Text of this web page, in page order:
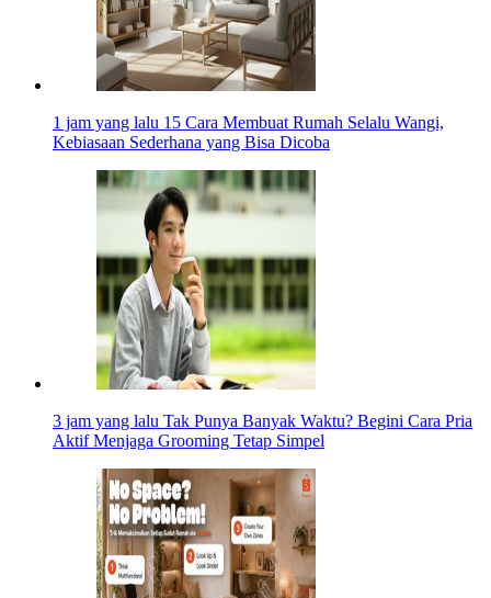
1 jam yang lalu 15 Cara Membuat Rumah Selalu Wangi,
Kebiasaan Sederhana yang Bisa Dicoba
3 jam yang lalu Tak Punya Banyak Waktu? Begini Cara Pria
Aktif Menjaga Grooming Tetap Simpel